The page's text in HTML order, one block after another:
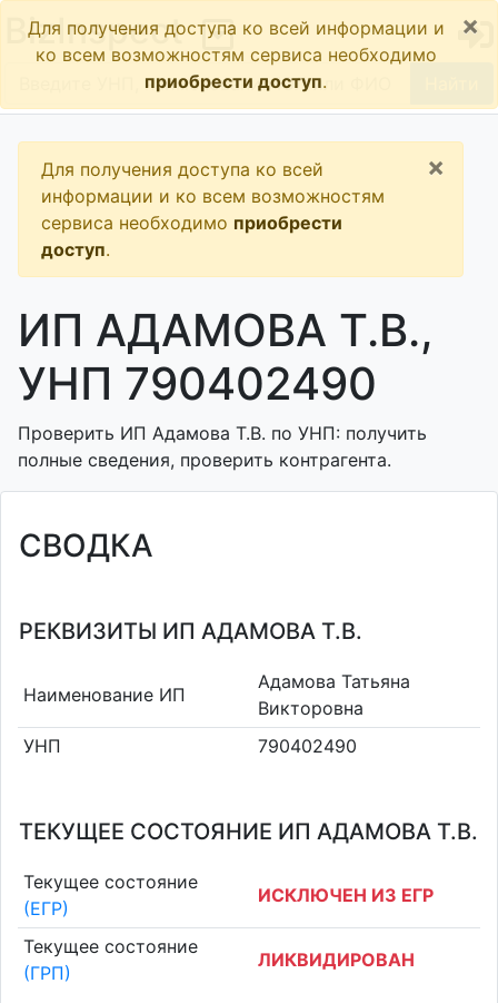
BizInspect
Для получения доступа ко всей информации и
ко всем возможностям сервиса необходимо
приобрести доступ.
×
Для получения доступа ко всей
информации и ко всем возможностям
сервиса необходимо приобрести
доступ.
×
ИП АДАМОВА Т.В.,
УНП 790402490
Проверить ИП Адамова Т.В. по УНП: получить
полные сведения, проверить контрагента.
СВОДКА
РЕКВИЗИТЫ ИП АДАМОВА Т.В.
Наименование ИП
Адамова Татьяна
Викторовна
УНП
790402490
ТЕКУЩЕЕ СОСТОЯНИЕ ИП АДАМОВА Т.В.
Текущее состояние
(ЕГР)
ИСКЛЮЧЕН ИЗ ЕГР
Текущее состояние
(ГРП)
ЛИКВИДИРОВАН